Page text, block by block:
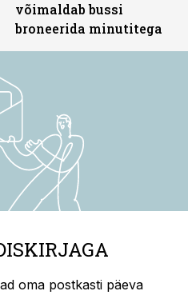
võimaldab bussi
broneerida minutitega
oma postkasti päeva